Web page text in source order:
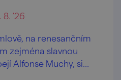
8. '26
na renesančním
zejména slavnou
Alfonse Muchy, si